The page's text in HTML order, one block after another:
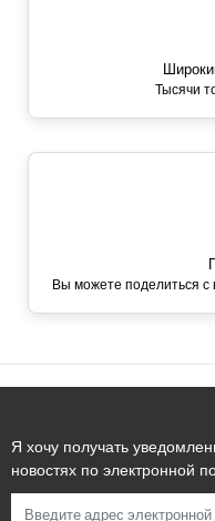
Тысячи
Вы можете поделиться
Я хочу получать
новостях по электронной